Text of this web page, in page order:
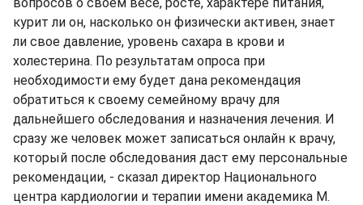
курит ли он, насколько он физически активен, знает
ли свое давление, уровень сахара в крови и
холестерина. По результатам опроса при
необходимости ему будет дана рекомендация
обратиться к своему семейному врачу для
дальнейшего обследования и назначения лечения. И
сразу же человек может записаться онлайн к врачу,
который после обследования даст ему персональные
рекомендации, - сказал директор Национального
центра кардиологии и терапии имени академика М.